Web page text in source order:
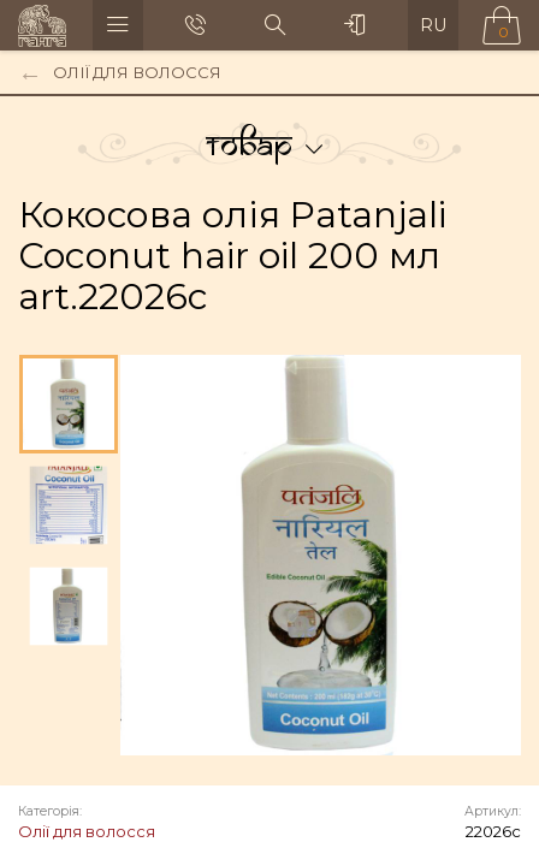
RU 0
ОЛІЇ ДЛЯ ВОЛОССЯ
Товар
Кокосова олія Patanjali
Coconut hair oil 200 мл
art.22026c
Категорія:
Олії для волосся
Артикул:
22026c